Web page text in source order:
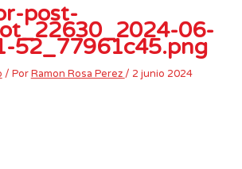
post-
06-
52_77961c45.png
/ PorRamon Rosa Perez / 2 junio 2024